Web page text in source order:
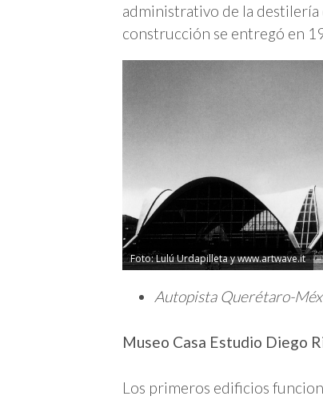
administrativo de la destilería
construcción se entregó en
Foto: Lulú Urdapilleta y www.artwave.it
Autopista Querétaro-
Museo Casa Estudio Diego
Los primeros edificios